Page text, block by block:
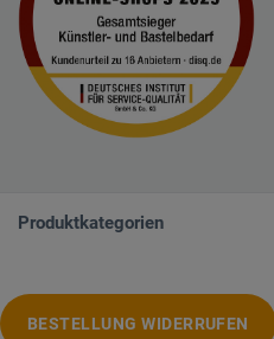
Produktkategorien
BESTELLUNG WIDERRUFEN